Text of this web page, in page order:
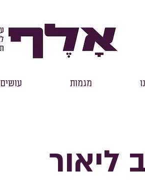
מגמות עושים
ליאור